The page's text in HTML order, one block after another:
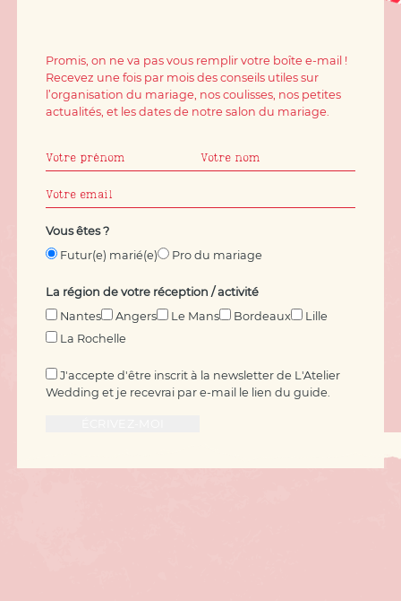
Vous êtes ?
Futur(e) marié(e)
Pro du mariage
La région de votre réception / activité
Nantes
Angers Le Mans Bordeaux
Lille
La Rochelle
J'accepte d'être inscrit à la newsletter de L'Atelier
Wedding et je recevrai par e-mail le lien du guide.
Promis, on ne va pas vous remplir votre boîte e-mail !
Recevez une fois par mois des conseils utiles sur
l’organisation du mariage, nos coulisses, nos petites
actualités, et les dates de notre salon du mariage.